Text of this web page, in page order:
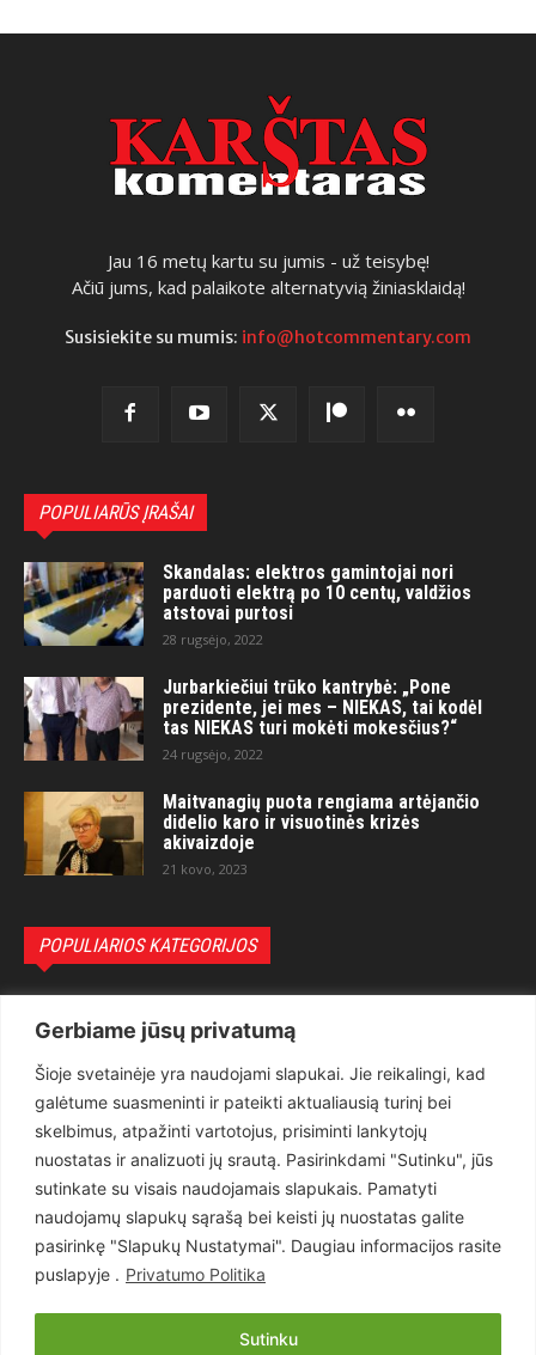
Gerbiame jūsų privatumą
Šioje svetainėje yra naudojami slapukai. Jie reikalingi, kad
galėtume suasmeninti ir pateikti aktualiausią turinį bei
skelbimus, atpažinti vartotojus, prisiminti lankytojų
nuostatas ir analizuoti jų srautą. Pasirinkdami "Sutinku", jūs
sutinkate su visais naudojamais slapukais. Pamatyti
naudojamų slapukų sąrašą bei keisti jų nuostatas galite
pasirinkę "Slapukų Nustatymai". Daugiau informacijos rasite
puslapyje . Privatumo Politika
Sutinku
Jau 16 metų kartu su jumis - už teisybę!
Ačiū jums, kad palaikote alternatyvią žiniasklaidą!
Susisiekite su mumis: info@hotcommentary.com
POPULIARŪS ĮRAŠAI
Skandalas: elektros gamintojai nori
parduoti elektrą po 10 centų, valdžios
atstovai purtosi
28 rugsėjo, 2022
Jurbarkiečiui trūko kantrybė: „Pone
prezidente, jei mes – NIEKAS, tai kodėl
tas NIEKAS turi mokėti mokesčius?“
24 rugsėjo, 2022
Maitvanagių puota rengiama artėjančio
didelio karo ir visuotinės krizės
akivaizdoje
21 kovo, 2023
POPULIARIOS KATEGORIJOS
Teisėsauga
1497
Aktualu
Lietuva
619
Pasaulis
Статьи на русском
Articles in english